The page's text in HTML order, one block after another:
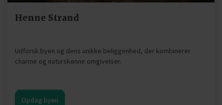
Henne Strand
Udforsk byen og dens unikke beliggenhed, der kombinerer
charme og naturskønne omgivelser.
Opdag byen